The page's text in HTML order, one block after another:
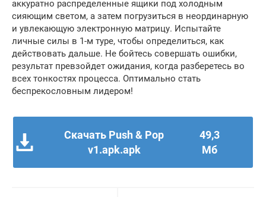
аккуратно распределенные ящики под холодным
сияющим светом, а затем погрузиться в неординарную
и увлекающую электронную матрицу. Испытайте
личные силы в 1-м туре, чтобы определиться, как
действовать дальше. Не бойтесь совершать ошибки,
результат превзойдет ожидания, когда разберетесь во
всех тонкостях процесса. Оптимально стать
беспрекословным лидером!
Скачать Push & Pop
v1.apk.apk
49,3
Мб